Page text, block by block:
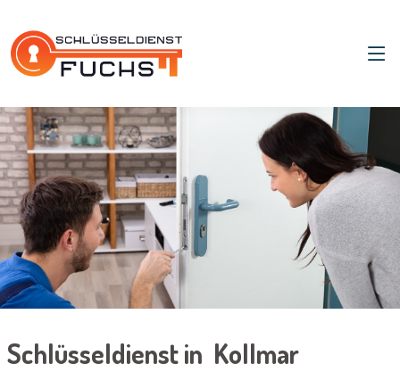
Schlüsseldienst in Kollmar